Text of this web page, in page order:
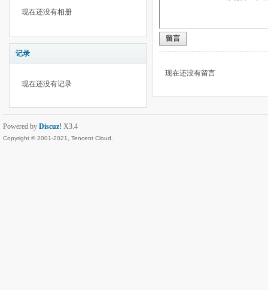
现在还没有相册
记录
现在还没有记录
留言
现在还没有留言
Powered by Discuz! X3.4
Copyright © 2001-2021, Tencent Cloud.